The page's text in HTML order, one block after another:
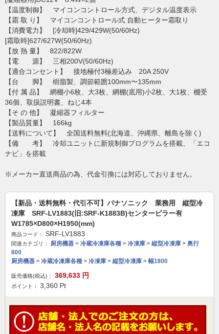
【温度制御】 マイコンコントロール方式、デジタル温度表示
【霜 取 り】 マイコンコントロール式 自動ヒーター霜取り
【消費電力】 [冷却時]429/429W(50/60Hz)
[霜取時]627/627W(50/60Hz)
【放 熱 量】 822/822W
【電 源】 三相200V(50/60Hz)
【適合コンセント】 接地極付3極差込み 20A 250V
【台 脚】 樹脂製、調節範囲100mm〜135mm
【付 属 品】 網棚小6枚、大3枚、網棚(底用)小2枚、大1枚、棚受
36個、取扱説明書、ねじ4本
【そ の 他】 凝縮器フィルター
【製品質量】 166kg
【送料について】 全国送料無料(北海道、沖縄県、離島を除く)
【備 考】 冷却ユニットに新規制御プログラムを搭載、「エコ
ナビ」を搭載
※メーカー直送商品の為、代金引換には対応しておりません。
【新品・送料無料・代引不可】パナソニック 業務用 縦型冷
凍庫 SRF-LV1883(旧:SRF-K1883B)センターピラー有
W1785×D800×H1950(mm)
商品コード： SRF-LV1883
関連カテゴリ： 厨房機器 > 冷蔵冷凍庫各種 > 冷凍庫 > 縦型冷凍庫 > 奥行
800
厨房機器 > 冷蔵冷凍庫各種 > 冷凍庫 > 縦型冷凍庫 > 幅1800
販売価格(税込)： 369,633 円
ポイント： 3,360 Pt